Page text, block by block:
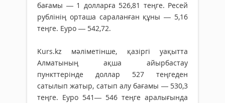
бағамы — 1 долларға 526,81 теңге. Ресей
рублінің орташа сараланған құны — 5,16
теңге. Еуро — 542,72.
Kurs.kz мәліметінше, қазіргі уақытта
Алматының ақша айырбастау
пункттерінде доллар 527 теңгеден
сатылып жатыр, сатып алу бағамы — 530,3
теңге. Еуро 541— 546 теңге аралығында